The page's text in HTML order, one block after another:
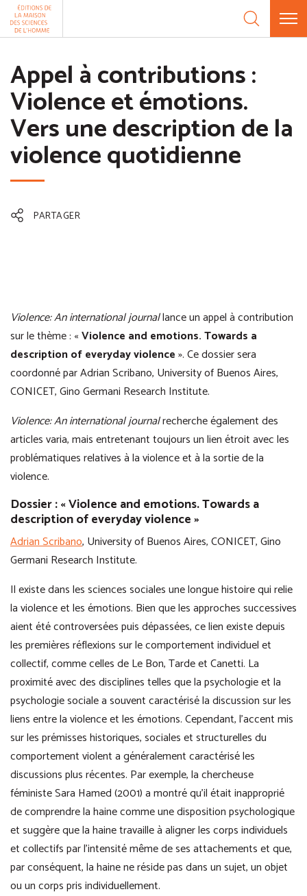
Aller au contenu
Appel à contributions :
Violence et émotions.
Vers une description de la
violence quotidienne
PARTAGER
Violence: An international journallance un appel à contribution
sur le thème : «Violence and emotions. Towards a
description of everyday violence». Ce dossier sera
coordonné par Adrian Scribano, University of Buenos Aires,
CONICET, Gino Germani Research Institute.
Violence: An international journalrecherche également des
articles varia, mais entretenant toujours un lien étroit avec les
problématiques relatives à la violence et à la sortie de la
violence.
Dossier : « Violence and emotions. Towards a
description of everyday violence »
Adrian Scribano, University of Buenos Aires, CONICET, Gino
Germani Research Institute.
Il existe dans les sciences sociales une longue histoire qui relie
la violence et les émotions. Bien que les approches successives
aient été controversées puis dépassées, ce lien existe depuis
les premières réflexions sur le comportement individuel et
collectif, comme celles de Le Bon, Tarde et Canetti. La
proximité avec des disciplines telles que la psychologie et la
psychologie sociale a souvent caractérisé la discussion sur les
liens entre la violence et les émotions. Cependant, l’accent mis
sur les prémisses historiques, sociales et structurelles du
comportement violent a généralement caractérisé les
discussions plus récentes. Par exemple, la chercheuse
féministe Sara Hamed (2001) a montré qu’il était inapproprié
de comprendre la haine comme une disposition psychologique
et suggère que la haine travaille à aligner les corps individuels
et collectifs par l’intensité même de ses attachements et que,
par conséquent, la haine ne réside pas dans un sujet, un objet
ou un corps pris individuellement.
Panneau de gestion des cookies